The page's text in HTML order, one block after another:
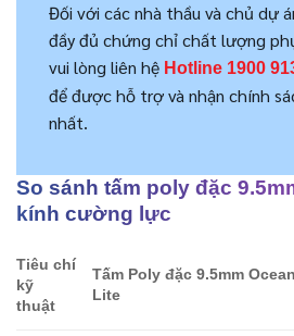
Đối với các nhà thầu và chủ dự
đầy đủ chứng chỉ chất lượng
vui lòng liên hệ Hotline 1900
để được hỗ trợ và nhận chính
nhất.
So sánh tấm poly đặc
kính cường lực
Tiêu chí
kỹ
thuật
Tấm Poly đặc 9.5mm Ocean
Lite